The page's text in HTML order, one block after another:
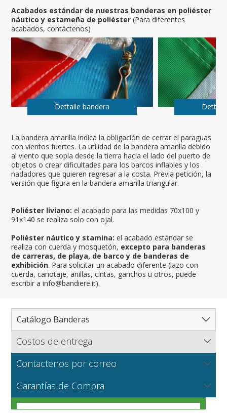
La bandera amarilla indica la obligación de cerrar el paraguas
con vientos fuertes. La utilidad de la bandera amarilla debido
al viento que sopla desde la tierra hacia el lado del puerto de
objetos o crear dificultades para los barcos inflables y los
nadadores que quieren regresar a la costa. Previa petición, la
versión que figura en la bandera amarilla triangular.
Poliéster liviano: el acabado para las medidas 70x100 y
91x140 se realiza solo con ojal.
Poliéster náutico y stamina: el acabado estándar se
realiza con cuerda y mosquetón, excepto para banderas
de carreras, de playa, de barco y de banderas de
exhibición. Para solicitar un acabado diferente (lazo con
cuerda, canotaje, anillas, cintas, ganchos u otros, puede
escribir a info@bandiere.it).
Acabados estándar de nuestras banderas en poliéster
náutico y estameña de poliéster (Para diferentes
acabados, contáctenos)
Dettalle bandera
Catálogo Banderas
Catálogo completo de banderas
Norte América
América del Sur
Europa
Regiones y Estados
Regiones italianas
Estados de EEUU
Cantones y Provincias
Cantones suizos
Ciudades
Costos de entrega
Flagsonline.it calcula los costos de envío en función del
peso de los bienes, el tipo de pago y el método de
VER
Contactenos por correo
una cotización para grandes cantidades o producciones
particulares.
Garantías de Compra
Telas para banderas